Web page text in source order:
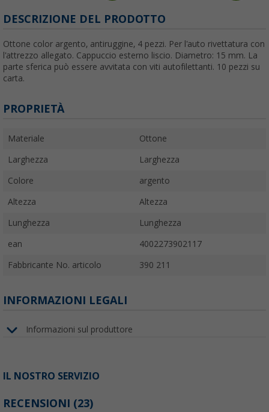
DESCRIZIONE DEL PRODOTTO
Ottone color argento, antiruggine, 4 pezzi. Per l'auto rivettatura con
l'attrezzo allegato. Cappuccio esterno liscio. Diametro: 15 mm. La
parte sferica può essere avvitata con viti autofilettanti. 10 pezzi su
carta.
PROPRIETÀ
Materiale Ottone
Larghezza Larghezza
Colore argento
Altezza Altezza
Lunghezza Lunghezza
ean 4002273902117
Fabbricante No. articolo 390 211
INFORMAZIONI LEGALI
Informazioni sul produttore
IL NOSTRO SERVIZIO
RECENSIONI (23)